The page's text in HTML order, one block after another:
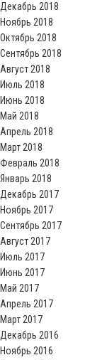
Декабрь 2018
Ноябрь 2018
Октябрь 2018
Сентябрь 2018
Август 2018
Июль 2018
Июнь 2018
Май 2018
Апрель 2018
Март 2018
Февраль 2018
Январь 2018
Декабрь 2017
Ноябрь 2017
Сентябрь 2017
Август 2017
Июль 2017
Июнь 2017
Май 2017
Апрель 2017
Март 2017
Декабрь 2016
Ноябрь 2016